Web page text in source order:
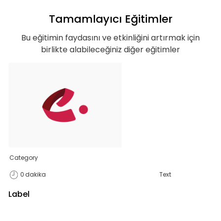
Tamamlayıcı Eğitimler
Bu eğitimin faydasını ve etkinliğini artırmak için
birlikte alabileceğiniz diğer eğitimler
Category
0 dakika Text
Label
Basic
özel hem de iş hayatı için gerekli
olabilecek, ana konuları ve yetkinlikleri
kapsar.